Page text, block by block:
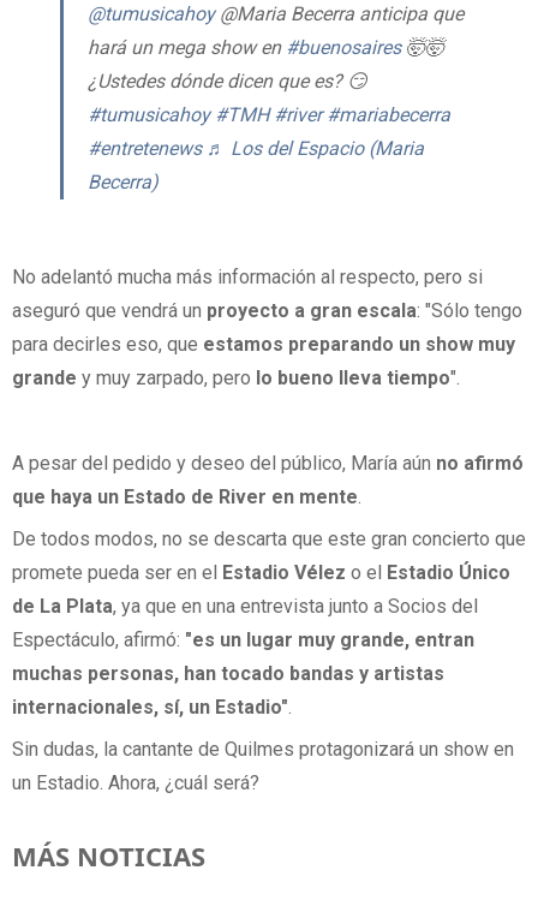
@tumusicahoy@Maria Becerra anticipa que
hará un mega show en #buenosaires🤯🤯
¿Ustedes dónde dicen que es? 😏
#tumusicahoy #TMH #river #mariabecerra
#entretenews ♬ Los del Espacio (Maria
Becerra)
No adelantó mucha más información al respecto, pero si
aseguró que vendrá un proyecto a gran escala: "Sólo tengo
para decirles eso, que estamos preparando un show muy
grande y muy zarpado, pero lo bueno lleva tiempo".
A pesar del pedido y deseo del público, María aún no afirmó
que haya un Estado de River en mente
De todos modos, no se descarta que este gran concierto que
promete pueda ser en el Estadio Vélez o el Estadio Único
de La Plata, ya que en una entrevista junto a Socios del
Espectáculo, afirmó: "es un lugar muy grande, entran
muchas personas, han tocado bandas y artistas
internacionales, sí, un Estadio".
Sin dudas, la cantante de Quilmes protagonizará un show en
un Estadio. Ahora, ¿cuál será?
MÁS NOTICIAS